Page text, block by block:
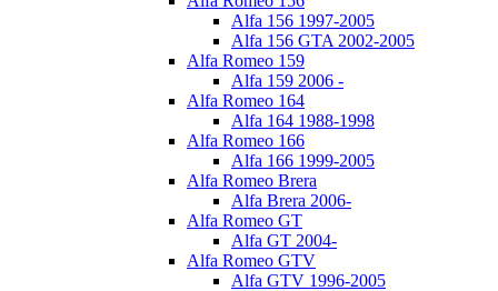
Alfa 156 1997-2005
Alfa 156 GTA 2002-2005
Alfa Romeo 159
Alfa 159 2006 -
Alfa Romeo 164
Alfa 164 1988-1998
Alfa Romeo 166
Alfa 166 1999-2005
Alfa Romeo Brera
Alfa Brera 2006-
Alfa Romeo GT
Alfa GT 2004-
Alfa Romeo GTV
Alfa GTV 1996-2005